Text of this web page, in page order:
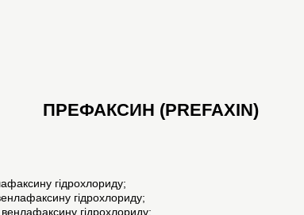
ПРЕФАКСИН (PREFAXIN)
гідрохлориду;
гідрохлориду;
гідрохлориду;